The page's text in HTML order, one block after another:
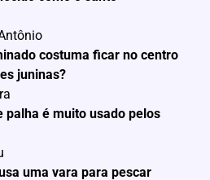
costuma ficar no centro
juninas?
palha é muito usado pelos
uma vara para pescar